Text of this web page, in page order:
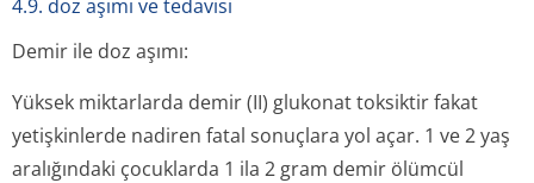
4.9. doz aşımı ve tedavisi
Demir ile doz aşımı:
Yüksek miktarlarda demir (II) glukonat toksiktir fakat
yetişkinlerde nadiren fatal sonuçlara yol açar. 1 ve 2 yaş
aralığındaki çocuklarda 1 ila 2 gram demir ölümcül